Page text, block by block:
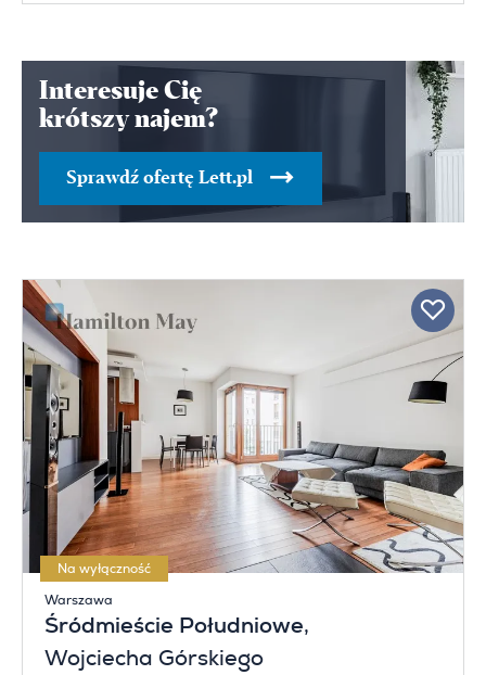
Interesuje Cię
krótszy najem?
Sprawdź ofertę Lett.pl
Na wyłączność
Warszawa
Śródmieście Południowe,
Wojciecha Górskiego